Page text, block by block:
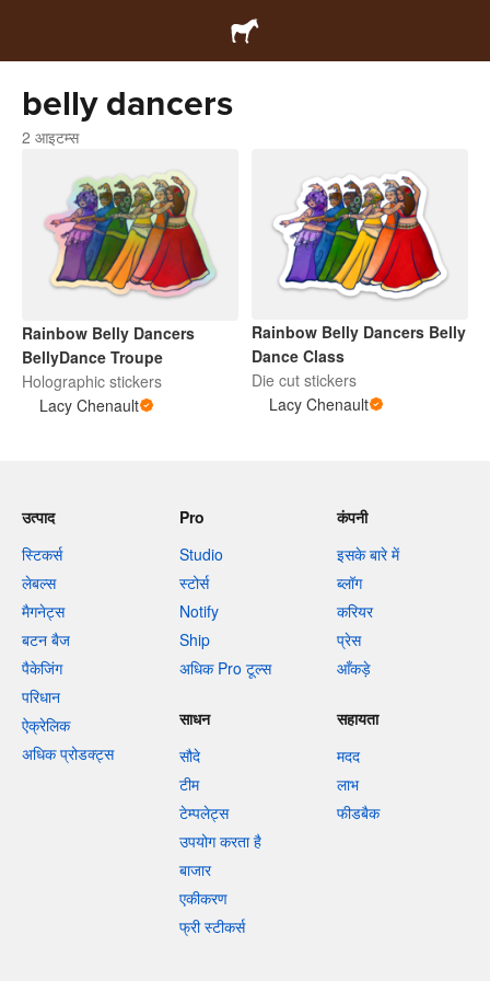
belly dancers
2 आइटम्स
Rainbow Belly Dancers
BellyDance Troupe
Holographic stickers
Lacy Chenault
Rainbow Belly Dancers Belly
Dance Class
Die cut stickers
Lacy Chenault
उत्पाद
स्टिकर्स
लेबल्स
मैगनेट्स
बटन बैज
पैकेजिंग
परिधान
ऐक्रेलिक
अधिक प्रोडक्ट्स
Pro
Studio
स्टोर्स
Notify
Ship
अधिक Pro टूल्स
कंपनी
इसके बारे में
ब्लॉग
करियर
प्रेस
आँकड़े
साधन
सौदे
टीम
टेम्पलेट्स
उपयोग करता है
बाजार
एकीकरण
फ्री स्टीकर्स
सहायता
मदद
लाभ
फीडबैक